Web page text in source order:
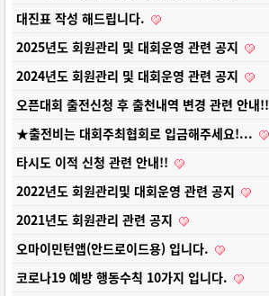
대진표 작성 해드립니다.
2025년도 회원관리 및 대회운영 관련 공지
2024년도 회원관리 및 대회운영 관련 공지
오픈대회 출전신청 후 출천내역 변경 관련 안내!!
★출전비는 대회주최협회로 입금해주세요!...
타시도 이적 신청 관련 안내!!
2022년도 회원관리및 대회운영 관련 공지
2021년도 회원관리 관련 공지
오마이민턴앱(안드로이드용) 입니다.
코로나19 예방 행동수칙 10가지 입니다.